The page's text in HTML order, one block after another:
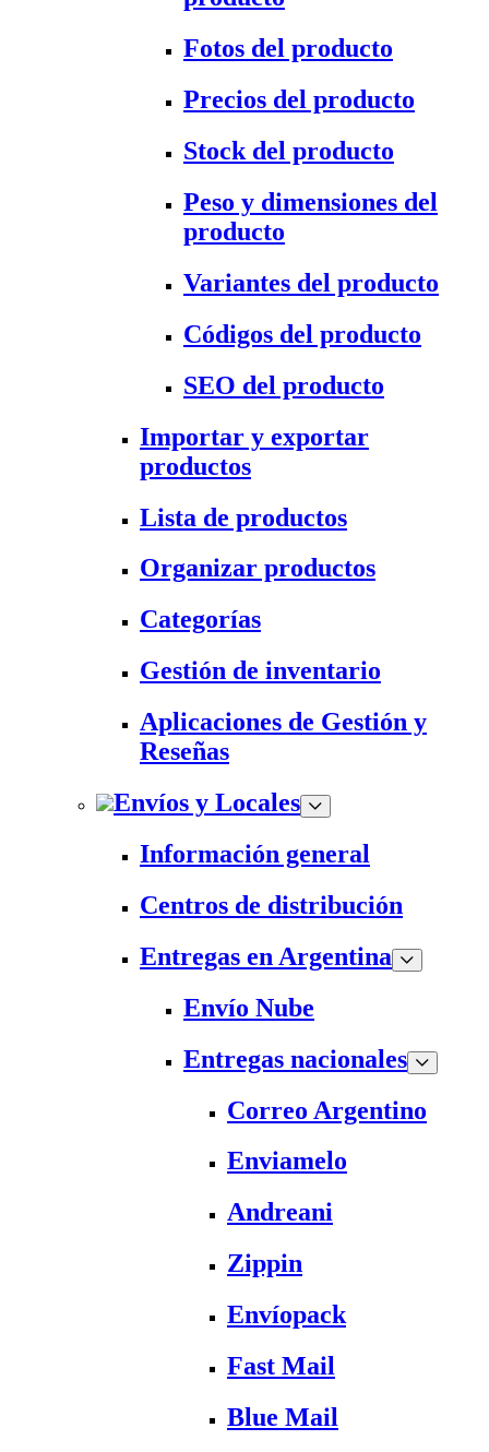
Fotos del producto
Precios del producto
Stock del producto
Peso y dimensiones del
producto
Variantes del producto
Códigos del producto
SEO del producto
Importar y exportar
productos
Lista de productos
Organizar productos
Categorías
Gestión de inventario
Aplicaciones de Gestión y
Reseñas
Envíos y Locales
Información general
Centros de distribución
Entregas en Argentina
Envío Nube
Entregas nacionales
Correo Argentino
Enviamelo
Andreani
Zippin
Envíopack
Fast Mail
Blue Mail